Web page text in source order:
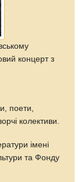
концерт з
поети,
колективи.
імені
та Фонду